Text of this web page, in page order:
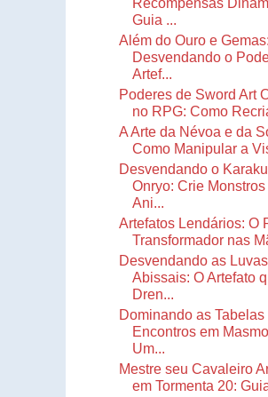
Guia ...
Além do Ouro e Gemas:
Desvendando o
Artef...
Poderes de Sword Art
no RPG: Como
A Arte da Névoa e da
Como Manipular a
Desvendando o
Onryo: Crie Monstros
Ani...
Artefatos Lendários: O
Transformador nas
Desvendando as Luvas
Abissais: O Artefato
Dren...
Dominando as Tabelas
Encontros em
Um...
Mestre seu Cavaleiro
em Tormenta 20: